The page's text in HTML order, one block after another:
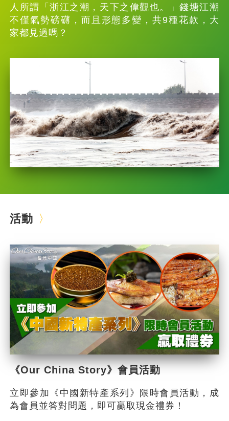
人所謂「浙江之潮，天下之偉觀也。」錢塘江潮
不僅氣勢磅礴，而且形態多變，共9種花款，大
家都見過嗎？
活動
《Our China Story》會員活動
立即參加《中國新特產系列》限時會員活動，成
為會員並答對問題，即可贏取現金禮券！